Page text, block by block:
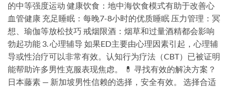
的中等强度运动 健康饮食：地中海饮食模式有助于改善心
血管健康 充足睡眠：每晚7-8小时的优质睡眠 压力管理：冥
想、瑜伽等放松技巧 戒烟限酒：烟草和过量酒精都会影响
勃起功能 3. 心理辅导 如果ED主要由心理因素引起，心理辅
导或性治疗可以非常有效。认知行为疗法（CBT）已被证明
能帮助许多男性克服表现焦虑。 💊 寻找有效的解决方案？
日本藤素 — 新加坡男性信赖的选择，安全有效。 选择合适